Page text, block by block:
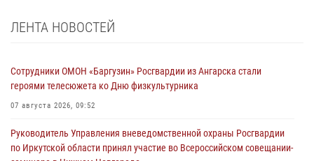
ЛЕНТА НОВОСТЕЙ
Сотрудники ОМОН «Баргузин» Росгвардии из Ангарска стали
героями телесюжета ко Дню физкультурника
07 августа 2026, 09:52
Руководитель Управления вневедомственной охраны Росгвардии
по Иркутской области принял участие во Всероссийском совещании-